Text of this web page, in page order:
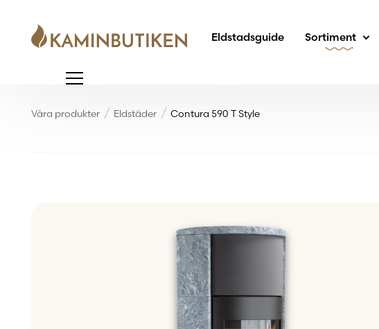
Eldstadsguide Sortiment
Våra produkter Eldstäder Contura 590 T Style